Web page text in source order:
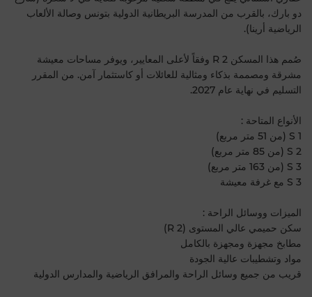
دو بارك، بالقرب من المدرسة البريطانية الدولية بتونس وصالة الألعاب
الرياضية أرينا).
صُمم هذا المسكن R 2 وفقاً لأعلى المعايير، ويوفر مساحات معيشة
مشرقة ومصممة بذكاء ومثالية للعائلات أو كاستثمار آمن. من المقرر
التسليم في نهاية عام 2027.
الأنواع المتاحة :
S 1 (من 51 متر مربع)
S 2 (من 85 متر مربع)
S 3 (من 163 متر مربع)
S 3 مع غرفة معيشة
الميزات ووسائل الراحة :
سكن حميمي عالي المستوى (R 2)
مطابخ مجهزة ومجهزة بالكامل
مواد وتشطيبات عالية الجودة
قريب من جميع وسائل الراحة والمرافق الرياضية والمدارس الدولية